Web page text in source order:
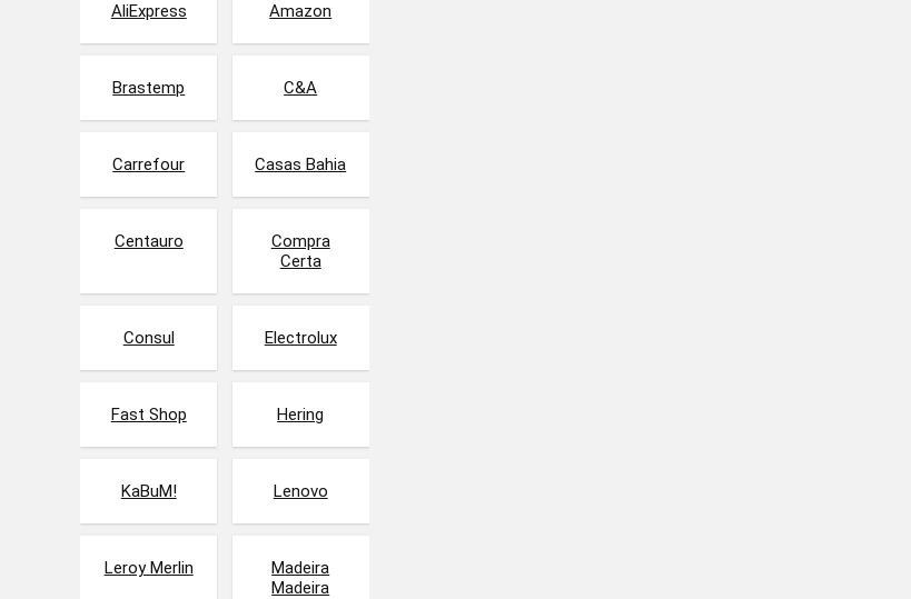
AliExpress Amazon
Brastemp C&A
Carrefour Casas Bahia
Centauro
Compra
Certa
Consul Electrolux
Fast Shop Hering
KaBuM! Lenovo
Leroy Merlin
Madeira
Madeira